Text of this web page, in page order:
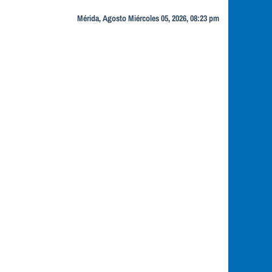
Mérida, Agosto Miércoles 05, 2026, 08:23 pm